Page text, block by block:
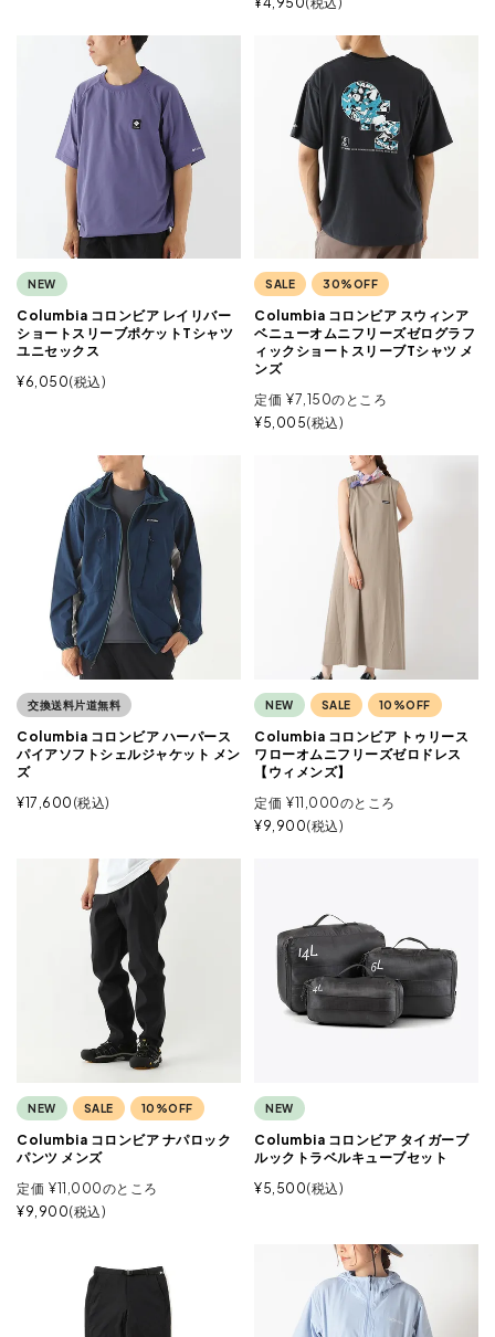
NEW
Columbia コロンビア レイリバー
ショートスリーブポケットTシャツ
ユニセックス
¥6,050 税込
SALE 30%OFF
Columbia コロンビア スウィンア
ベニューオムニフリーズゼログラフ
ィックショートスリーブTシャツ メ
ンズ
定価 ¥7,150のところ
¥5,005 税込
交換送料片道無料
Columbia コロンビア ハーパース
パイアソフトシェルジャケット メン
ズ
¥17,600 税込
NEW SALE 10%OFF
Columbia コロンビア トゥリース
ワローオムニフリーズゼロドレス
【ウィメンズ】
定価 ¥11,000のところ
¥9,900 税込
NEW SALE 10%OFF
Columbia コロンビア ナパロック
パンツ メンズ
定価 ¥11,000のところ
¥9,900 税込
NEW
Columbia コロンビア タイガーブ
ルックトラベルキューブセット
¥5,500 税込